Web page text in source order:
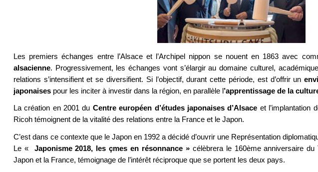
Les premiers échanges entre l’Alsace et l’Archipel nippon se nouent en 1863 avec
alsacienne. Progressivement, les échanges vont s’élargir au domaine culturel,
relations s’intensifient et se diversifient. Si l’objectif, durant cette période, est d’offrir un
japonaises pour les inciter à investir dans la région, en parallèle l’apprentissage de la
La création en 2001 du Centre européen d’études japonaises d’Alsace et l’implantation
Ricoh témoignent de la vitalité des relations entre la France et le Japon.
C’est dans ce contexte que le Japon en 1992 a décidé d’ouvrir une Représentation
Le «
Japonisme 2018, les çmes en résonnance »célèbrera le 160ème anniversaire du
Japon et la France, témoignage de l’intérêt réciproque que se portent les deux pays.